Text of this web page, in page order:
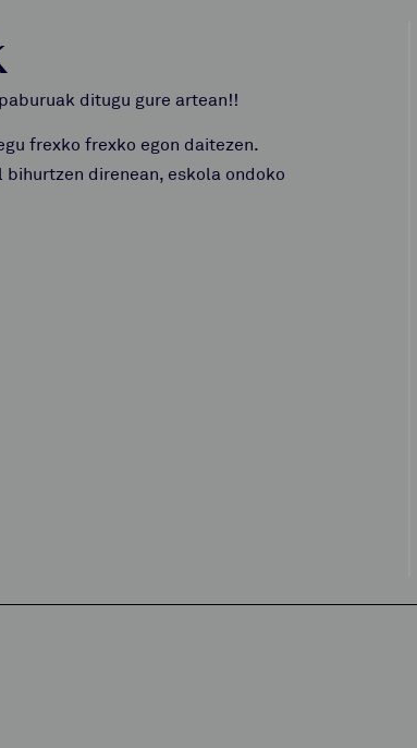
ditugu gure artean!!
frexko frexko egon daitezen.
direnean, eskola ondoko